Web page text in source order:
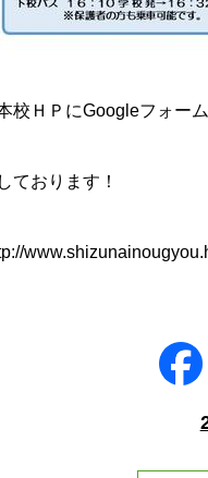
校ＨＰにGoogleフォー
ております！